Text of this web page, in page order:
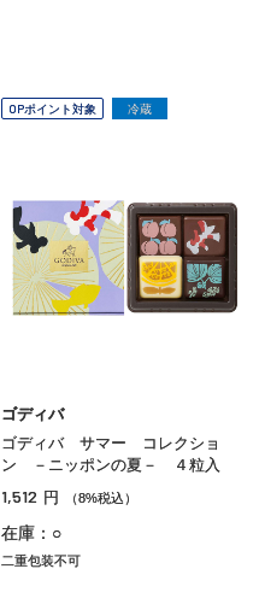
OPポイント対象 冷蔵
ゴディバ
ゴディバ サマー コレクショ
ン －ニッポンの夏－ ４粒入
1,512 円 （8%税込）
在庫：○
二重包装不可